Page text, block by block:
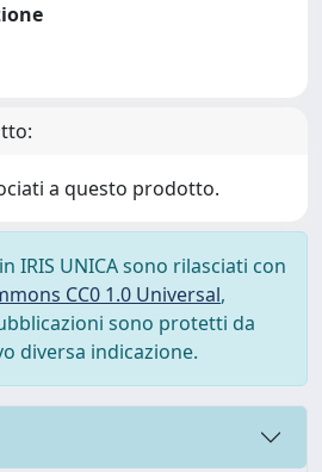
a questo prodotto.
IRIS UNICA sono rilasciati con
CC0 1.0 Universal,
sono protetti da
diversa indicazione.